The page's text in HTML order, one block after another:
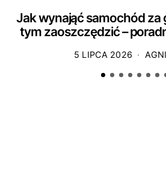
Jak wynająć samochód za
tym zaoszczędzić –
5 LIPCA 2026